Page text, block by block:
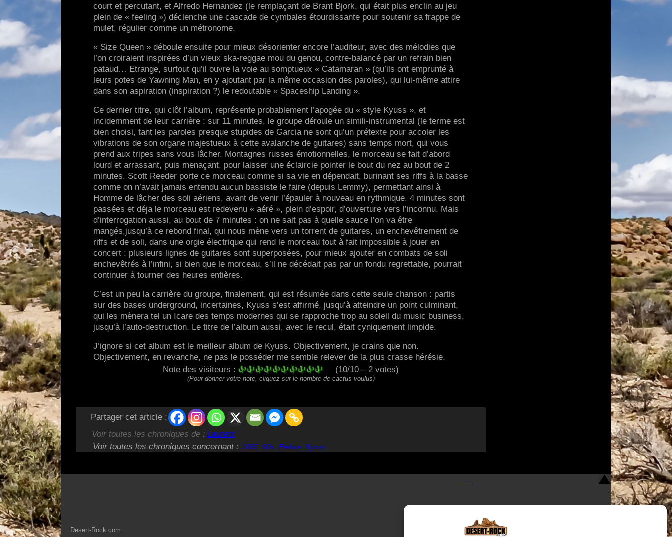
court et percutant, et Alfredo Hernandez (le remplaçant de Brant Bjork, qui était plus enclin au jeu
plein de « feeling ») déclenche une cascade de cymbales étourdissante pour soutenir sa frappe de
mulet, régulier comme un métronome.
« Size Queen » déboule ensuite pour mieux désorienter encore l’auditeur, avec des mélodies que
l’on croiraient inspirées d’un vieux ska-reggae mou du genou, contre-balancé par un refrain bien
pataud… Etrange, surtout qu’il ouvre la voie au somptueux « Catamaran » (qu’ils ont emprunté à
leurs potes de Yawning Man, en y ajoutant par la même occasion des paroles), qui lui-même attire
dans son aspiration (inspiration ?) le redoutable « Spaceship Landing ».
Ce dernier titre, qui clôt l’album, représente probablement l’apogée du « style Kyuss », et
incidemment de leur carrière : sur 11 minutes, le groupe déroule un simili-instrumental (le terme est
bien choisi, tant les paroles presque stupides de Garcia ne sont qu’un prétexte pour accoler les
vibrations de son organe majestueux à cette avalanche de guitares) sans temps mort, qui vous
prend aux tripes sans vous lâcher. Montagnes russes émotionnelles, le morceau se fait d’abord
lourd et arrassant, puis menaçant, pour laisser une éclaircie pointer le bout du nez au bout de 2
minutes. Scott Reeder porte ce morceau comme si sa vie en dépendait, burinant ses riffs à la basse
comme on n’avait jamais entendu aucun bassiste le faire (depuis Lemmy), permettant ainsi à
Homme de lâcher des soli aériens, avant de venir l’épauler à nouveau en rythmique. 4 minutes sont
passées et déja le morceau est redevenu « aéré », plein d’espoir, d’ouverture vers l’inconnu. Mais
d’interrogation aussi, au bout de 7 minutes : on ne sait pas à quelle sauce l’on va être
mangés,jusqu’à ce rebond final, qui nous mène vers un torrent de guitares, un enchevêtrement de
riffs et de soli, dans une orgie électrique qui rend le morceau tout à fait impossible à jouer en
concert : plusieurs lignes de guitares sont superposées, pour mieux ajouter en combats de soli
enchevêtrés à l’infini, si bien que le morceau, s’il ne décédait pas par un fondu regrettable, pourrait
continuer à tourner des heures entières.
C’est un peu la carrière du groupe, finalement, qui est résumée dans cette seule chanson : partis
sur des bases underground, incertaines, Kyuss s’est affirmé, jusqu’à atteindre un point culminant,
qui les mènera tel un Icare des temps modernes qui se rapproche trop au soleil du music business,
jusqu’à l’auto-destruction. Le titre de l’album aussi, avec le recul, était cyniquement limpide.
J’ignore si cet album est le meilleur album de Kyuss. Objectivement, je crains que non.
Objectivement, en revanche, ne pas le posséder me semble relever de la plus crasse hérésie.
Note des visiteurs :
(10/10 – 2 votes)
(Pour donner votre note, cliquez sur le nombre de cactus voulus)
Partager cet article :
Voir toutes les chroniques de : Laurent
Voir toutes les chroniques concernant : 1995 90s Elektra Kyuss
Desert-Rock.com